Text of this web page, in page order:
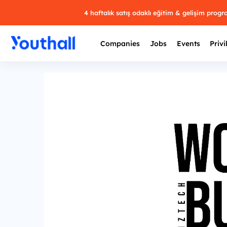
4 haftalık satış odaklı eğitim & gelişim
Companies Jobs Events